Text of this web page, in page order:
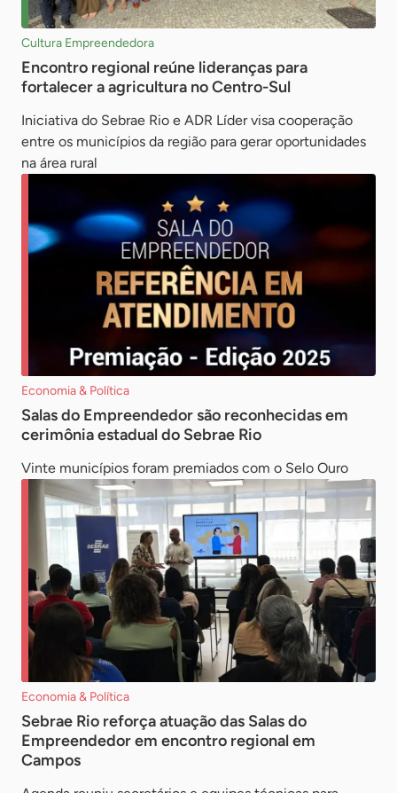
Cultura Empreendedora
Encontro regional reúne lideranças para
fortalecer a agricultura no Centro-Sul
Iniciativa do Sebrae Rio e ADR Líder visa cooperação
entre os municípios da região para gerar oportunidades
na área rural
Economia & Política
Salas do Empreendedor são reconhecidas em
cerimônia estadual do Sebrae Rio
Vinte municípios foram premiados com o Selo Ouro
Economia & Política
Sebrae Rio reforça atuação das Salas do
Empreendedor em encontro regional em
Campos